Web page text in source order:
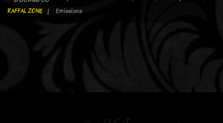
RAFFAL ZONE
Emissions